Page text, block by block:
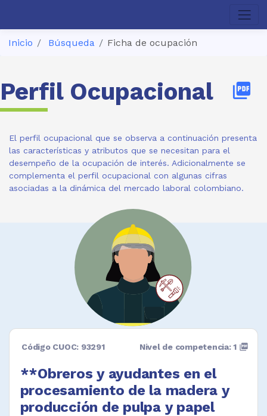
Inicio Búsqueda Ficha de ocupación
Perfil Ocupacional picture_as_pdf
El perfil ocupacional que se observa a continuación presenta
las características y atributos que se necesitan para el
desempeño de la ocupación de interés. Adicionalmente se
complementa el perfil ocupacional con algunas cifras
asociadas a la dinámica del mercado laboral colombiano.
Código CUOC: 93291
**Obreros y ayudantes en el
procesamiento de la madera y
producción de pulpa y papel
Nivel de competencia: 1 picture_as_pdf